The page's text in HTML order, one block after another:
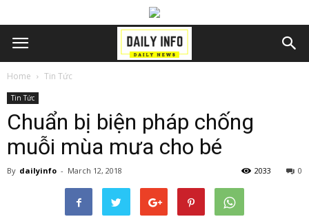
Home Tin Tức
Tin Tức
Chuẩn bị biện pháp chống
muỗi mùa mưa cho bé
By dailyinfo - March 12, 2018 0
2033